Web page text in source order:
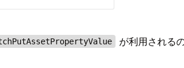
が利用される